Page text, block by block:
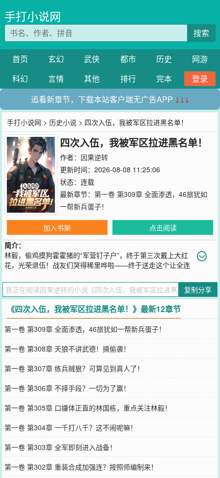
手打小说网
搜索
首页 玄幻 武侠 都市 历史
网游
科幻
言情 其他 排行 完本
登录
追看新章节，下载本站客户端无广告APP ↓↓↓
手打小说网 > 历史小说 > 四次入伍，我被军区拉进黑名单！
四次入伍，我被军区拉进黑名单！
作者： 因果逆转
更新时间：2026-08-08 11:25:06
状态：连载
最新章节： 第一卷 第309章 全面渗透，46旅犹如
一帮新兵蛋子！
加入书架
点击阅读
简介：
林毅，偷鸡摸狗霍霍猪的“军营钉子户”，终于第三次戴上大红
花，光荣退伍！战友们哭得稀里哗啦——终于送走这个让全连
炊事班的鸡，吓跑过养殖场的猪，三次入伍三次退伍，愣是把义务兵
当成了“终身职业。”如今他终于滚蛋了！花花世界，灯红酒绿，老子
自由了！下一秒，脑海炸响：【叮！系统已绑定。请宿主即刻提交入
伍申请表。】林毅：？？？我刚退伍仨小时，你就让我回去？刚进家
门，老爹一拍桌子：“明天相亲！李家姑娘，今年结婚，明年生娃，你
敢说个不字试试？”一边是逼他回部队的系统，一边是逼他传宗接代的
亲爹。林毅深吸一口气，放下筷子，露出一个让全家人血压飙升的笑
容。“爸，爷爷，我决定了，我要第四次入伍！”
您要是觉得《 四次入伍，我被军区拉进黑名单！
忘记向您QQ群和微博微信里的朋友推荐哦！
复制分享
《四次入伍，我被军区拉进黑名单！》最新12章节
第一卷 第309章 全面渗透，46旅犹如一帮新兵蛋子！
第一卷 第308章 天狼不讲武德！搞偷袭！
第一卷 第307章 练兵贼狠？可算见到真人了！
第一卷 第306章 不择手段？一切为了赢！
第一卷 第305章 口嫌体正直的林国栋，重点关注林毅！
第一卷 第304章 一千打八千？这不闹呢嘛！
第一卷 第303章 全军即刻进入战备！
第一卷 第302章 重装合成加强连？按照师编制来！